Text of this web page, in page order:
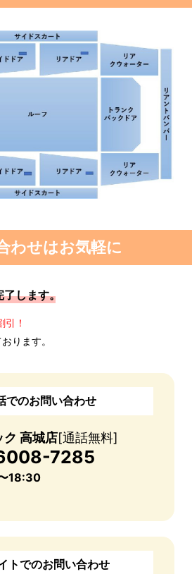
わせはお気軽に
します。
引！
ります。
でのお問い合わせ
ク 高城店[通話無料]
7285
18:30
トでのお問い合わせ